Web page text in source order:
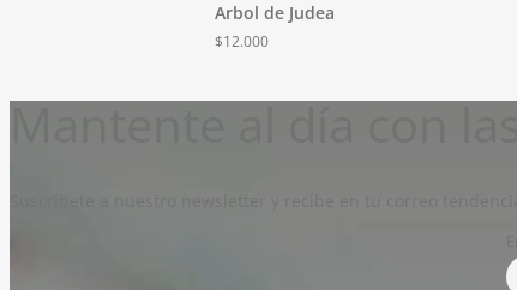
Arbol de Judea
$12.000
Mantente al día con